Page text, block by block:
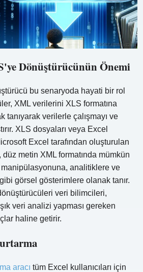
Dönüştürücünün Önemi
bu senaryoda hayati bir rol
XML verilerini XLS formatına
tanıyarak verilerle çalışmayı ve
XLS dosyaları veya Excel
Excel tarafından oluşturulan
düz metin XML formatında mümkün
analitiklere ve
görsel gösterimlere olanak tanır.
veri bilimcileri,
veri analizi yapması gereken
haline getirir.
aracı tüm Excel kullanıcıları için